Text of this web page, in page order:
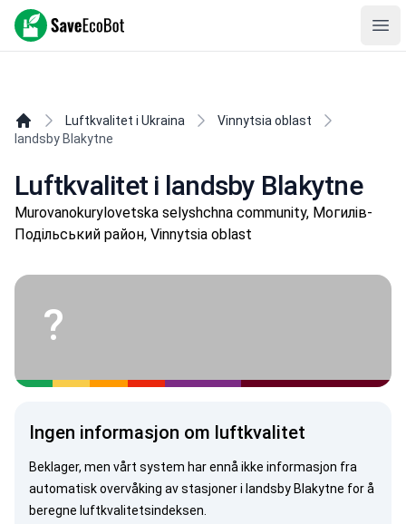
SaveEcoBot
Luftkvalitet i Ukraina
Vinnytsia oblast
landsby Blakytne
Luftkvalitet i landsby Blakytne
Murovanokurylovetska selyshchna community, Могилів-
Подільський район, Vinnytsia oblast
?
Ingen informasjon om luftkvalitet
Beklager, men vårt system har ennå ikke informasjon fra
automatisk overvåking av stasjoner i landsby Blakytne for å
beregne luftkvalitetsindeksen.